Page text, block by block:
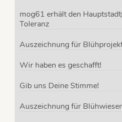
mog61 erhält den
Toleranz
Auszeichnung für
Wir haben es geschafft!
Gib uns Deine Stimme!
Auszeichnung für